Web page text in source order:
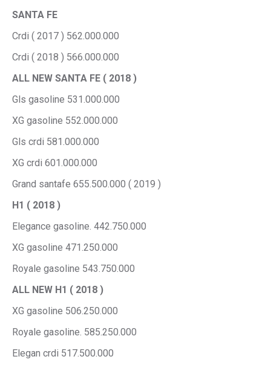
SANTA FE
Crdi ( 2017 ) 562.000.000
Crdi ( 2018 ) 566.000.000
ALL NEW SANTA FE ( 2018 )
Gls gasoline 531.000.000
XG gasoline 552.000.000
Gls crdi 581.000.000
XG crdi 601.000.000
Grand santafe 655.500.000 ( 2019 )
H1 ( 2018 )
Elegance gasoline. 442.750.000
XG gasoline 471.250.000
Royale gasoline 543.750.000
ALL NEW H1 ( 2018 )
XG gasoline 506.250.000
Royale gasoline. 585.250.000
Elegan crdi 517.500.000